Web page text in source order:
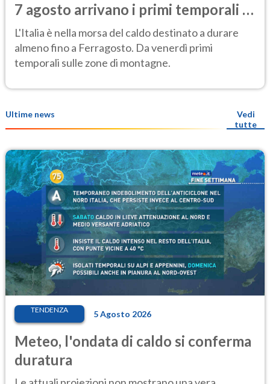
7 agosto arrivano i primi temporali e
un lieve calo delle temperature
L'Italia è nella morsa del caldo destinato a durare
almeno fino a Ferragosto. Da venerdì primi
temporali sulle zone di montagne.
Ultime news
Vedi
tutte
TENDENZA 5 Agosto 2026
Meteo, l'ondata di caldo si conferma
duratura